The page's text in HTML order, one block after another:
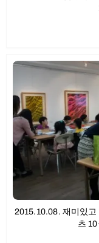
2015.10.08. 재미있고
츠